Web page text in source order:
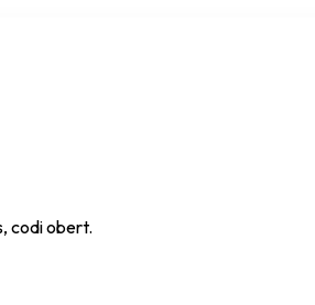
codi obert.